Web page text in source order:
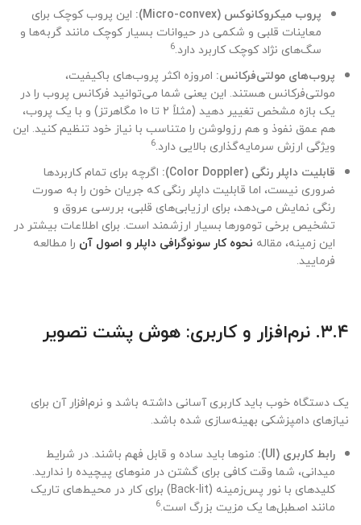
پروب میکروکانوکس (Micro-convex):
این پروب کوچک برای
معاینات قلبی و شکمی در حیوانات بسیار کوچک مانند گربه‌ها و
سگ‌های نژاد کوچک کاربرد دارد.6
پروب‌های مولتی‌فرکانس: امروزه اکثر پروب‌های باکیفیت،
مولتی‌فرکانس هستند. این یعنی شما می‌توانید فرکانس پروب را در
یک بازه مشخص تغییر دهید (مثلاً ۲ تا ۱۰ مگاهرتز) و با یک پروب،
هم عمق نفوذ و هم رزولوشن را متناسب با نیاز خود تنظیم کنید. این
ویژگی ارزش سرمایه‌گذاری بالایی دارد.6
قابلیت داپلر رنگی (Color Doppler):
اگرچه برای تمام کاربردها
ضروری نیست، اما قابلیت داپلر رنگی که جریان خون را به صورت
رنگی نمایش می‌دهد، برای ارزیابی‌های قلبی، بررسی عروق و
تشخیص برخی تومورها بسیار ارزشمند است. برای اطلاعات بیشتر در
این زمینه، مقاله نحوه کار سونوگرافی داپلر و اصول آن را مطالعه
فرمایید.
۳.۴. نرم‌افزار و کاربری: هوش پشت تصویر
یک دستگاه خوب باید کاربری آسانی داشته باشد و نرم‌افزار آن برای
نیازهای دامپزشکی بهینه‌سازی شده باشد.
رابط کاربری (UI):
منوها باید ساده و قابل فهم باشند. در شرایط
میدانی، شما وقت کافی برای گشتن در منوهای پیچیده را ندارید.
کلیدهای با نور پس‌زمینه (Back-lit) برای کار در محیط‌های تاریک
مانند اصطبل‌ها یک مزیت بزرگ است.6